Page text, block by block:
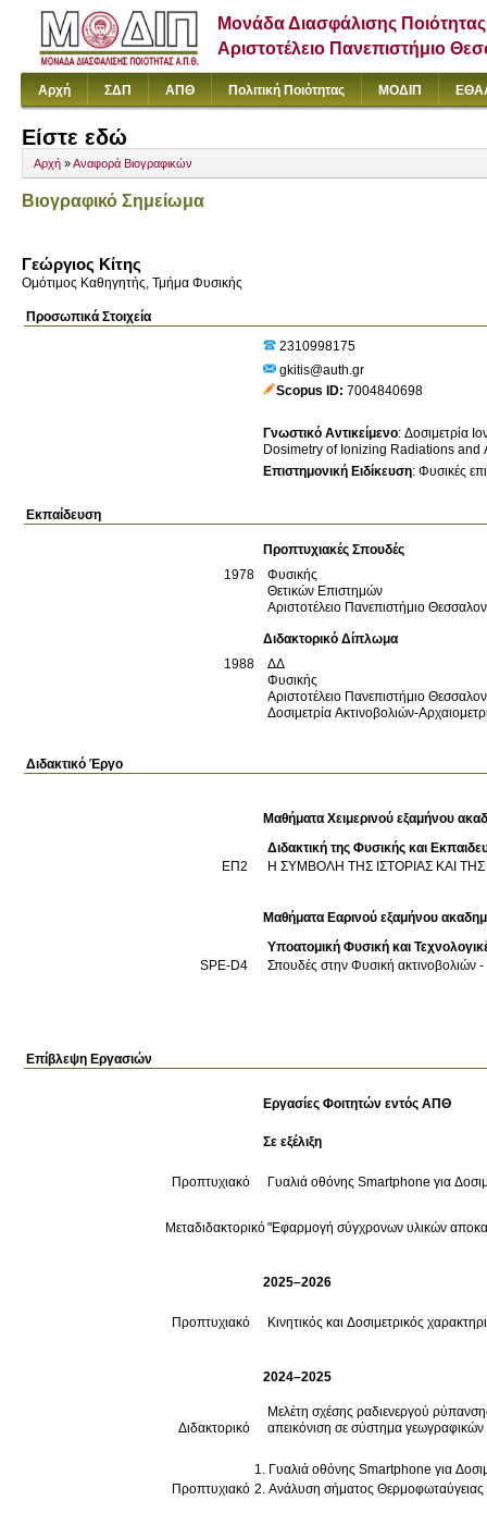
Μονάδα Διασφάλισης Ποιότητας
Αριστοτέλειο Πανεπιστήμιο
Αρχή ΣΔΠ ΑΠΘ Πολιτική Ποιότητας ΜΟΔΙΠ
Είστε εδώ
Αρχή »Αναφορά Βιογραφικών
Βιογραφικό Σημείωμα
Γεώργιος Κίτης
Ομότιμος Καθηγητής, Τμήμα Φυσικής
Προσωπικά Στοιχεία
2310998175
gkitis@auth.gr
Scopus ID 7004840698
Γνωστικό Αντικείμενο:
Dosimetry of Ionizing Radiations and
Επιστημονική Ειδίκευση: Φυσικές
Εκπαίδευση
Προπτυχιακές Σπουδές
1978
Φυσικής
Θετικών Επιστημών
Αριστοτέλειο Πανεπιστήμιο
Διδακτορικό Δίπλωμα
1988
ΔΔ
Φυσικής
Αριστοτέλειο Πανεπιστήμιο
Δοσιμετρία Ακτινοβολιών-
Διδακτικό Έργο
Μαθήματα Χειμερινού εξαμήνου
Διδακτική της Φυσικής και
ΕΠ2
Η ΣΥΜΒΟΛΗ ΤΗΣ ΙΣΤΟΡΙΑΣ ΚΑΙ
Μαθήματα Εαρινού εξαμήνου
Υποατομική Φυσική και
SPE-D4
Σπουδές στην Φυσική ακτινοβολιών -
Επίβλεψη Εργασιών
Εργασίες Φοιτητών εντός ΑΠΘ
Σε εξέλιξη
Προπτυχιακό Γυαλιά οθόνης Smartphone για
Μεταδιδακτορικό"Εφαρμογή σύγχρονων υλικών
2025–2026
Προπτυχιακό Κινητικός και Δοσιμετρικός
2024–2025
Διδακτορικό
Μελέτη σχέσης ραδιενεργού
απεικόνιση σε σύστημα
Προπτυχιακό
Γυαλιά οθόνης Smartphone για
Ανάλυση σήματος